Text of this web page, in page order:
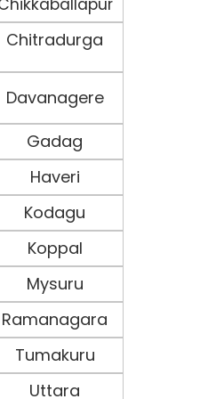
Chitradurga
Davanagere
Gadag
Haveri
Kodagu
Koppal
Mysuru
Ramanagara
Tumakuru
Uttara